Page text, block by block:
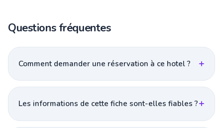
Questions fréquentes
Comment demander une réservation à ce hotel ?
Les informations de cette fiche sont-elles fiables ?